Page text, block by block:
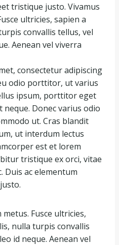
tristique justo. Vivamus
ultricies, sapien a
convallis tellus, vel
Aenean vel viverra
consectetur adipiscing
odio porttitor, ut varius
ipsum, porttitor eget
Donec varius odio
ut. Cras blandit
ut interdum lectus
est et lorem
tristique ex orci, vitae
Duis ac elementum
Fusce ultricies,
nulla turpis convallis
id neque. Aenean vel